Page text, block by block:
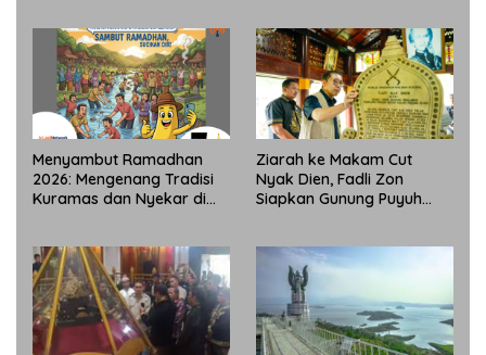
Menyambut Ramadhan
2026: Mengenang Tradisi
Kuramas dan Nyekar di
Ziarah ke Makam Cut
Nyak Dien, Fadli Zon
Siapkan Gunung Puyuh